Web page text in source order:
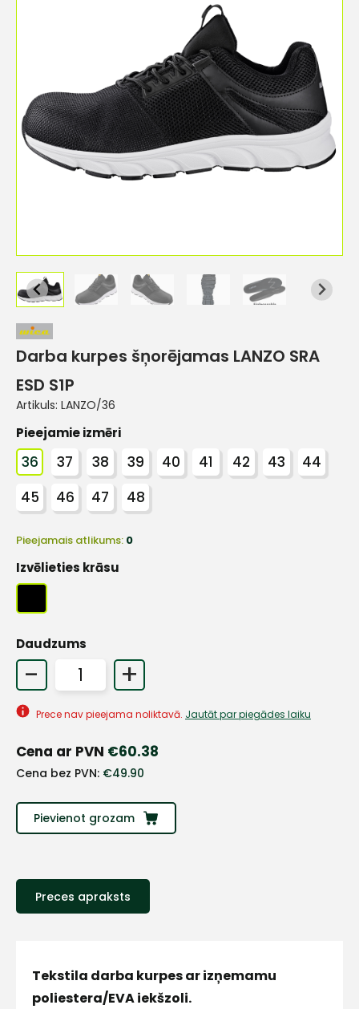
Darba kurpes šņorējamas LANZO SRA
ESD S1P
Artikuls: LANZO/36
Pieejamie izmēri
36 37 38 39 40 41 42 43
44
45
46 47 48
Pieejamais atlikums: 0
Izvēlieties krāsu
Daudzums
- +
Prece nav pieejama noliktavā. Jautāt par piegādes laiku
Cena ar PVN €60.38
Cena bez PVN: €49.90
Pievienot grozam
Preces apraksts
Tekstila darba kurpes ar izņemamu
poliestera/EVA iekšzoli.
Sazinies
E-pasts
+